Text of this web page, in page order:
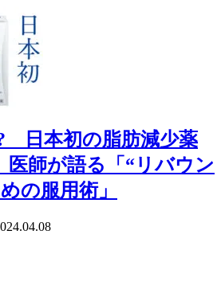
日本初の脂肪減少薬
医師が語る「“リバウン
の服用術」